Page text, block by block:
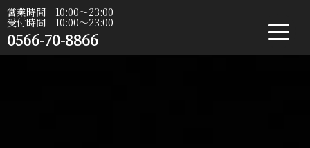
営業時間 10:00〜23:00
受付時間 10:00〜23:00
0566-70-8866